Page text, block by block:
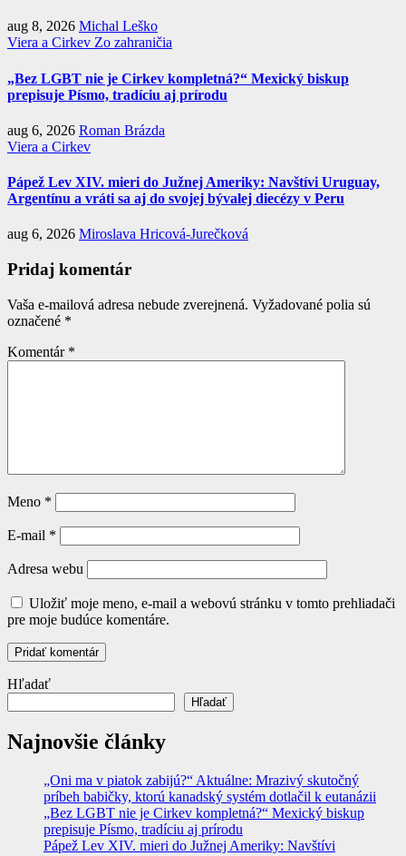
aug 8, 2026 Michal Leško
Viera a Cirkev Zo zahraničia
„Bez LGBT nie je Cirkev kompletná?“ Mexický biskup
prepisuje Písmo, tradíciu aj prírodu
aug 6, 2026 Roman Brázda
Viera a Cirkev
Pápež Lev XIV. mieri do Južnej Ameriky: Navštívi Uruguay,
Argentínu a vráti sa aj do svojej bývalej diecézy v Peru
aug 6, 2026 Miroslava Hricová-Jurečková
Pridaj komentár
Vaša e-mailová adresa nebude zverejnená. Vyžadované polia sú
označené *
Komentár *
Meno *
E-mail *
Adresa webu
Uložiť moje meno, e-mail a webovú stránku v tomto prehliadači
pre moje budúce komentáre.
Hľadať
Hľadať
Najnovšie články
„Oni ma v piatok zabijú?“ Aktuálne: Mrazivý skutočný
príbeh babičky, ktorú kanadský systém dotlačil k eutanázii
„Bez LGBT nie je Cirkev kompletná?“ Mexický biskup
prepisuje Písmo, tradíciu aj prírodu
Pápež Lev XIV. mieri do Južnej Ameriky: Navštívi